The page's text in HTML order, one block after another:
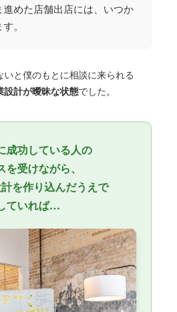
めた店舗出店には、いつか
。
と僕のもとに相談に来られる
設計が曖昧な状態でした。
成功している人の
を受けながら、
を作り込んだうえで
ていれば…